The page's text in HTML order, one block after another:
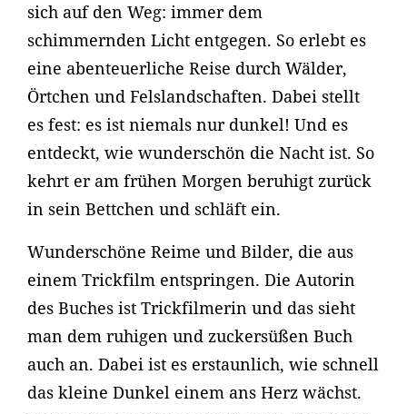
sich auf den Weg: immer dem
schimmernden Licht entgegen. So erlebt es
eine abenteuerliche Reise durch Wälder,
Örtchen und Felslandschaften. Dabei stellt
es fest: es ist niemals nur dunkel! Und es
entdeckt, wie wunderschön die Nacht ist. So
kehrt er am frühen Morgen beruhigt zurück
in sein Bettchen und schläft ein.
Wunderschöne Reime und Bilder, die aus
einem Trickfilm entspringen. Die Autorin
des Buches ist Trickfilmerin und das sieht
man dem ruhigen und zuckersüßen Buch
auch an. Dabei ist es erstaunlich, wie schnell
das kleine Dunkel einem ans Herz wächst.